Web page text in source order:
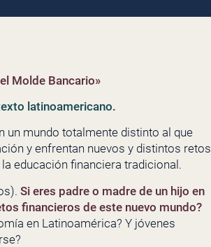
Molde Bancario»
latinoamericano.
un mundo totalmente distinto al que
y enfrentan nuevos y distintos retos
educación financiera tradicional.
Si eres padre o madre de un hijo en
financieros de este nuevo mundo?
en Latinoamérica? Y jóvenes